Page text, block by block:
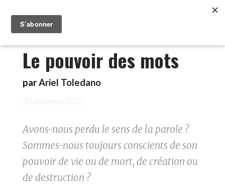
Le pouvoir des mots
parAriel Toledano
30 décembre 2022
Avons-nous perdu le sens de la parole ?
Sommes-nous toujours conscients de son
pouvoir de vie ou de mort, de création ou
de destruction ?